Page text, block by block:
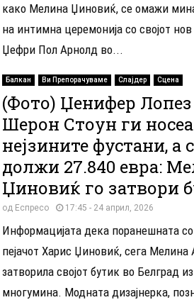
како Мелина Џиновиќ, се омажи
на интимна церемонија со својот
Џефри Пол Арнолд во...
Балкан Ви Препорачуваме Слајдер Сцена
(Фото) Џенифер
Шерон Стоун ги носеа
нејзините фустани, а
должи 27.840 евра:
Џиновиќ го затвори
од Еспресо 17:45 - 24 април, 2026
Информацијата дека поранешната
пејачот Харис Џиновиќ, сега Мелина
затворила својот бутик во Белград
многумина. Модната дизајнерка,